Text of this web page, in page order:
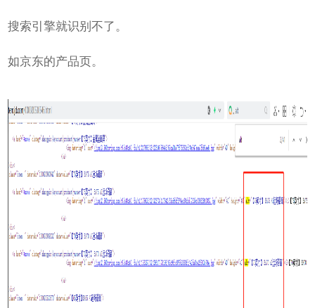
搜索引擎就识别不了。
如京东的产品页。